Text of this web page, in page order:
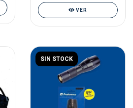
VER
SIN STOCK